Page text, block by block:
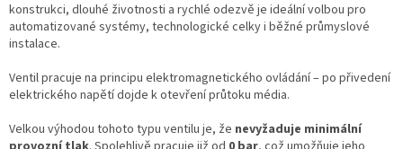
konstrukci, dlouhé životnosti a rychlé odezvě je ideální volbou pro
automatizované systémy, technologické celky i běžné průmyslové
instalace.
Ventil pracuje na principu elektromagnetického ovládání – po přivedení
elektrického napětí dojde k otevření průtoku média.
Velkou výhodou tohoto typu ventilu je, že nevyžaduje minimální